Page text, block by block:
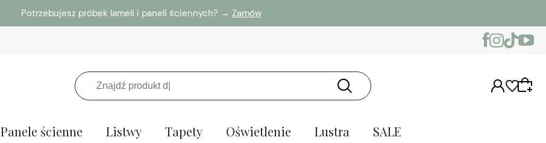
Potrzebujesz próbek lameli i paneli ściennych? → Zamów
Panele ścienne Listwy Tapety Oświetlenie Lustra SALE